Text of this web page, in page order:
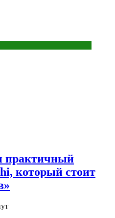
практичный
который стоит